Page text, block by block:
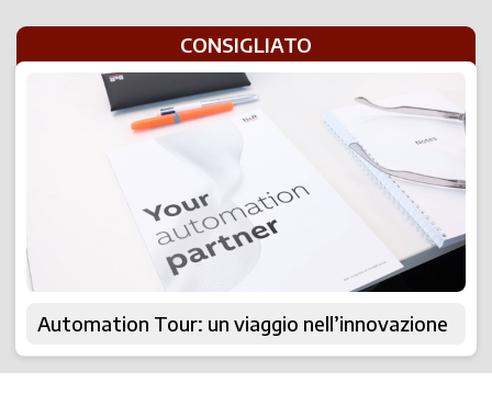
CONSIGLIATO
Automation Tour: un viaggio nell’innovazione